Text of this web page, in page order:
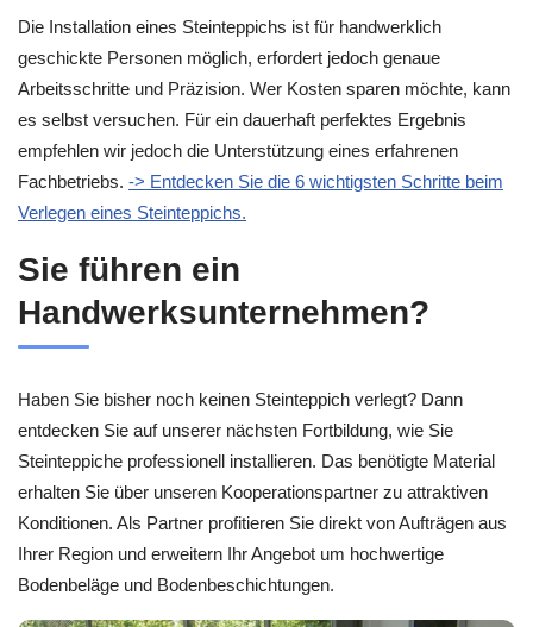
Die Installation eines Steinteppichs ist für handwerklich
geschickte Personen möglich, erfordert jedoch genaue
Arbeitsschritte und Präzision. Wer Kosten sparen möchte, kann
es selbst versuchen. Für ein dauerhaft perfektes Ergebnis
empfehlen wir jedoch die Unterstützung eines erfahrenen
Fachbetriebs. -> Entdecken Sie die 6 wichtigsten Schritte beim
Verlegen eines Steinteppichs.
Sie führen ein
Handwerksunternehmen?
Haben Sie bisher noch keinen Steinteppich verlegt? Dann
entdecken Sie auf unserer nächsten Fortbildung, wie Sie
Steinteppiche professionell installieren. Das benötigte Material
erhalten Sie über unseren Kooperationspartner zu attraktiven
Konditionen. Als Partner profitieren Sie direkt von Aufträgen aus
Ihrer Region und erweitern Ihr Angebot um hochwertige
Bodenbeläge und Bodenbeschichtungen.